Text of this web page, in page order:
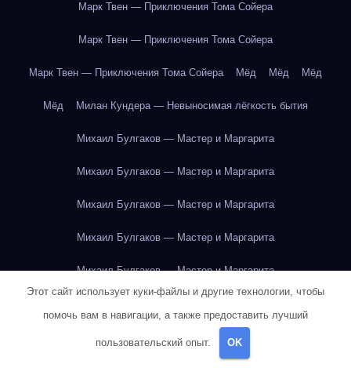
Марк Твен — Приключения Тома Сойера
Марк Твен — Приключения Тома Сойера
Марк Твен — Приключения Тома Сойера Мёд Мёд Мёд
Мёд Милан Кундера — Невыносимая лёгкость бытия
Михаил Булгаков — Мастер и Маргарита
Михаил Булгаков — Мастер и Маргарита
Михаил Булгаков — Мастер и Маргарита
Михаил Булгаков — Мастер и Маргарита
Михаил Булгаков — Мастер и Маргарита
Михаил Булгаков — Мастер и Маргарита
Этот сайт использует куки-файлы и другие технологии, чтобы
помочь вам в навигации, а также предоставить лучший
пользовательский опыт. OK